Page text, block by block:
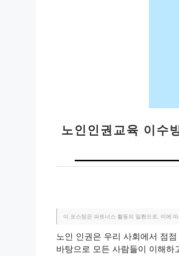
노인인권교육 이수
이 포스팅은 파트너스 활동의 일환으로, 이에
노인 인권은 우리 사회에서 점
바탕으로 모든 사람들이 이해